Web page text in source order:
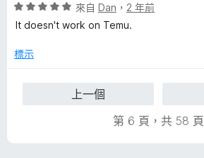
分
，
分
評
價
分
來自 Dan ， 2 年前
It doesn't work on Temu.
標示
上一個
第 6 頁，共 58 頁